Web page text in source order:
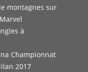
montagnes sur
à
Championnat
2017